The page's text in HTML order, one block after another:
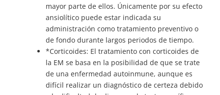
mayor parte de ellos. Únicamente por su efecto
ansiolítico puede estar indicada su
administración como tratamiento preventivo o
de fondo durante largos periodos de tiempo.
*Corticoides: El tratamiento con corticoides de
la EM se basa en la posibilidad de que se trate
de una enfermedad autoinmune, aunque es
difícil realizar un diagnóstico de certeza debido